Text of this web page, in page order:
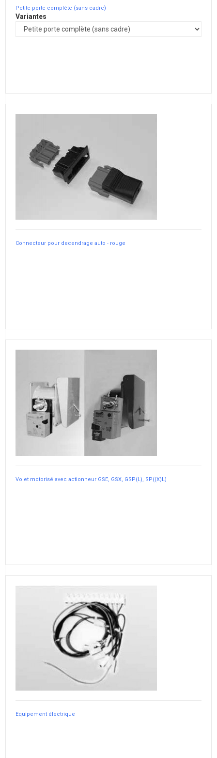
Petite porte complète (sans cadre)
Variantes
Connecteur pour decendrage auto - rouge
Volet motorisé avec actionneur GSE, GSX, GSP(L), SP((X)L)
Equipement électrique